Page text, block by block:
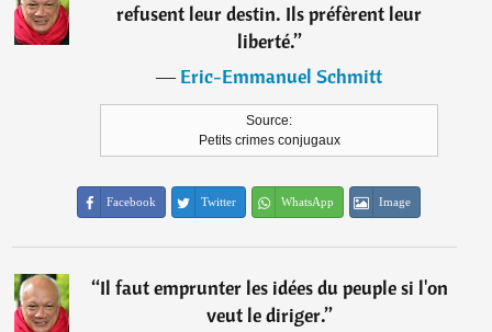
refusent leur destin. Ils préfèrent leur
liberté.”
―Eric-Emmanuel Schmitt
Source:
Petits crimes conjugaux
Facebook Twitter WhatsApp Image
“Il faut emprunter les idées du peuple si l'on
veut le diriger.”